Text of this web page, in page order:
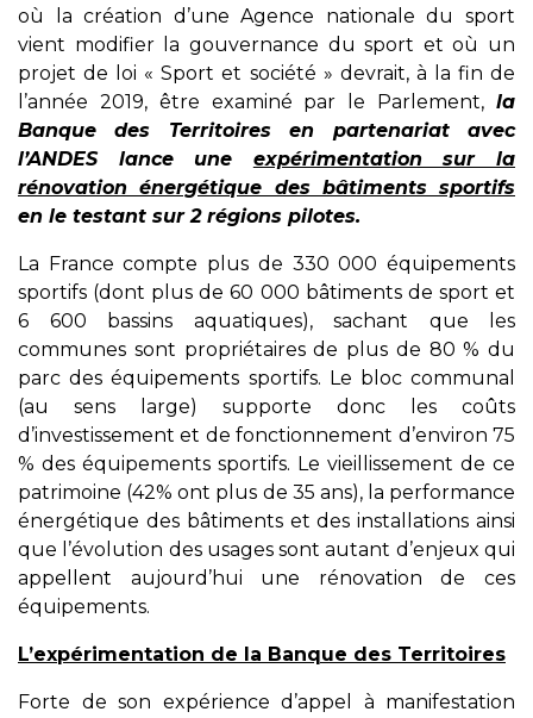
où la création d’une Agence nationale du sport
vient modifier la gouvernance du sport et où un
projet de loi « Sport et société » devrait, à la fin de
l’année 2019, être examiné par le Parlement, la
Banque des Territoires en partenariat avec
l’ANDES lance une expérimentation sur la
rénovation énergétique des bâtiments sportifs
en le testant sur 2 régions pilotes.
La France compte plus de 330 000 équipements
sportifs (dont plus de 60 000 bâtiments de sport et
6 600 bassins aquatiques), sachant que les
communes sont propriétaires de plus de 80 % du
parc des équipements sportifs. Le bloc communal
(au sens large) supporte donc les coûts
d’investissement et de fonctionnement d’environ 75
% des équipements sportifs. Le vieillissement de ce
patrimoine (42% ont plus de 35 ans), la performance
énergétique des bâtiments et des installations ainsi
que l’évolution des usages sont autant d’enjeux qui
appellent aujourd’hui une rénovation de ces
équipements.
L’expérimentation de la Banque des Territoires
Forte de son expérience d’appel à manifestation